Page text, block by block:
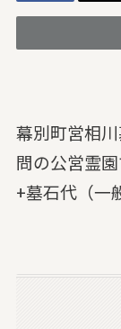
幕別町営相
問の公営霊
+墓石代（一